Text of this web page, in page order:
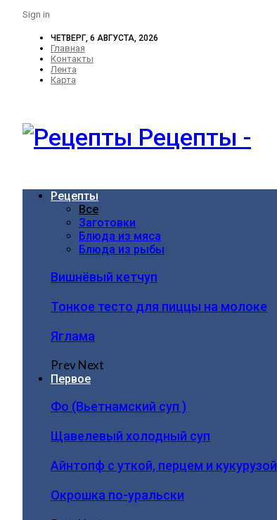
Sign in
ЧЕТВЕРГ, 6 АВГУСТА, 2026
Главная
Контакты
Лента
Карта
Рецепты -
Рецепты
Все
Заготовки
Блюда из мяса
Блюда из рыбы
Вишнёвый кетчуп
Тонкое тесто для пиццы на молоке
Яглама
PrevNext
Первое
Фо (Вьетнамский суп )
Щавелевый холодный суп
Айнтопф с уткой, перцем и кукурузой
Окрошка по-уральски